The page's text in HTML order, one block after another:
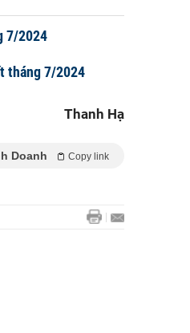
7/2024
tháng 7/2024
Thanh Hạ
Doanh Copy link